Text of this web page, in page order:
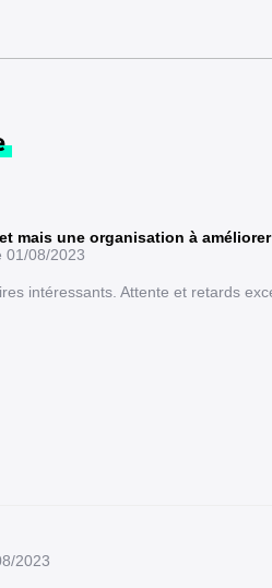
mais une organisation à améliorer
01/08/2023
intéressants. Attente et retards
2023